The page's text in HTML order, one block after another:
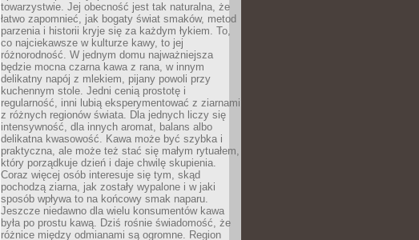
towarzystwie. Jej obecność jest tak naturalna, że
łatwo zapomnieć, jak bogaty świat smaków, metod
parzenia i historii kryje się za każdym łykiem. To,
co najciekawsze w kulturze kawy, to jej
różnorodność. W jednym domu najważniejsza
będzie mocna czarna kawa z rana, w innym
delikatny napój z mlekiem, pijany powoli przy
kuchennym stole. Jedni cenią prostotę i
regularność, inni lubią eksperymentować z ziarnami
z różnych regionów świata. Dla jednych liczy się
intensywność, dla innych aromat, balans albo
delikatna kwasowość. Kawa może być szybka i
praktyczna, ale może też stać się małym rytuałem,
który porządkuje dzień i daje chwilę skupienia.
Coraz więcej osób interesuje się tym, skąd
pochodzą ziarna, jak zostały wypalone i w jaki
sposób wpływa to na końcowy smak naparu.
Jeszcze niedawno dla wielu konsumentów kawa
była po prostu kawą. Dziś rośnie świadomość, że
różnice między odmianami są ogromne. Region